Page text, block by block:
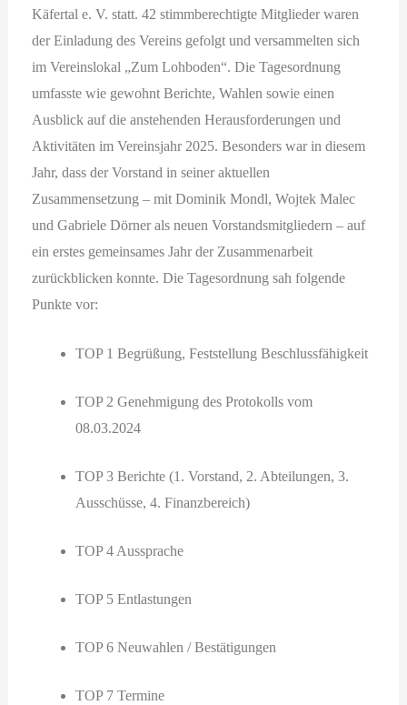
Käfertal e. V. statt. 42 stimmberechtigte Mitglieder waren
der Einladung des Vereins gefolgt und versammelten sich
im Vereinslokal „Zum Lohboden“. Die Tagesordnung
umfasste wie gewohnt Berichte, Wahlen sowie einen
Ausblick auf die anstehenden Herausforderungen und
Aktivitäten im Vereinsjahr 2025. Besonders war in diesem
Jahr, dass der Vorstand in seiner aktuellen
Zusammensetzung – mit Dominik Mondl, Wojtek Malec
und Gabriele Dörner als neuen Vorstandsmitgliedern – auf
ein erstes gemeinsames Jahr der Zusammenarbeit
zurückblicken konnte. Die Tagesordnung sah folgende
Punkte vor:
TOP 1 Begrüßung, Feststellung Beschlussfähigkeit
TOP 2 Genehmigung des Protokolls vom
08.03.2024
TOP 3 Berichte (1. Vorstand, 2. Abteilungen, 3.
Ausschüsse, 4. Finanzbereich)
TOP 4 Aussprache
TOP 5 Entlastungen
TOP 6 Neuwahlen / Bestätigungen
TOP 7 Termine